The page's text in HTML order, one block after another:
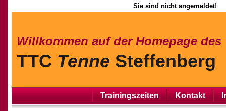
Sie sind nicht angemeldet!
Willkommen auf der Homepage des
TTC Tenne Steffenberg
Trainingszeiten Kontakt